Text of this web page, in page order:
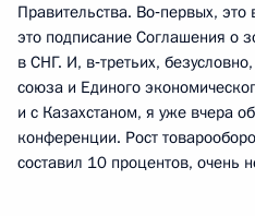
Правительства. Во‑первых, это
это подписание Соглашения о
в СНГ. И, в‑третьих,
союза и Единого
и с Казахстаном, я уже вчера
конференции. Рост
составил 10 процентов, очень